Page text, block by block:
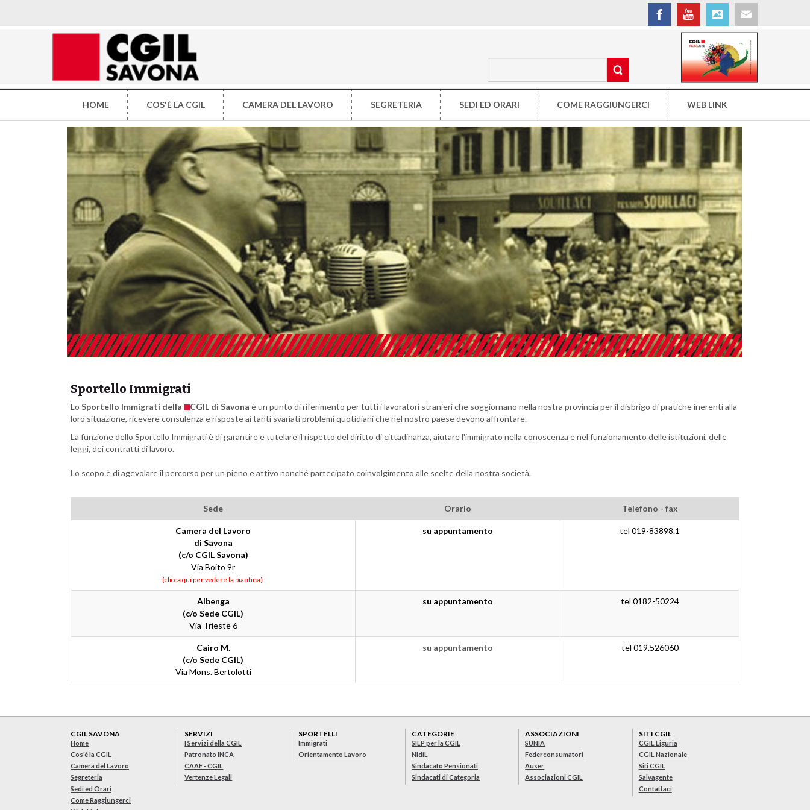
HOME COS'È LA CGIL CAMERA DEL LAVORO SEGRETERIA SEDI ED ORARI COME RAGGIUNGERCI WEB LINK
Sportello Immigrati
Lo Sportello Immigrati della CGIL di Savona è un punto di riferimento per tutti i lavoratori stranieri che soggiornano nella nostra provincia per il disbrigo di pratiche inerenti alla
loro situazione, ricevere consulenza e risposte ai tanti svariati problemi quotidiani che nel nostro paese devono affrontare.
La funzione dello Sportello Immigrati è di garantire e tutelare il rispetto del diritto di cittadinanza, aiutare l'immigrato nella conoscenza e nel funzionamento delle istituzioni, delle
leggi, dei contratti di lavoro.
Lo scopo è di agevolare il percorso per un pieno e attivo nonché partecipato coinvolgimento alle scelte della nostra società.
Sede Orario Telefono - fax
Camera del Lavoro
di Savona
(c/o CGIL Savona)
Via Boito 9r
(clicca qui per vedere la piantina)
su appuntamento tel 019-83898.1
Albenga
(c/o Sede CGIL)
Via Trieste 6
su appuntamento tel 0182-50224
Cairo M.
(c/o Sede CGIL)
Via Mons. Bertolotti
su appuntamento tel 019.526060
CGIL SAVONA
Home
Cos'è la CGIL
Camera del Lavoro
Segreteria
Sedi ed Orari
Come Raggiungerci
SERVIZI
I Servizi della CGIL
Patronato INCA
CAAF - CGIL
Vertenze Legali
SPORTELLI
Immigrati
Orientamento Lavoro
CATEGORIE
SILP per la CGIL
NIdiL
Sindacato Pensionati
Sindacati di Categoria
ASSOCIAZIONI
SUNIA
Federconsumatori
Auser
Associazioni CGIL
SITI CGIL
CGIL Liguria
CGIL Nazionale
Siti CGIL
Salvagente
Contattaci